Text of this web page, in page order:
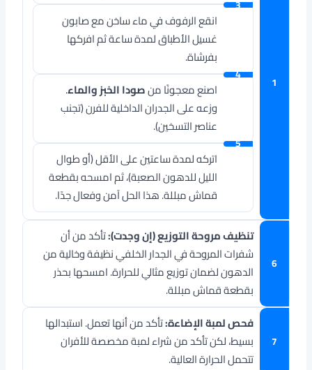
انقع الرفوف في ماء ساخن مع صابون
غسيل الأطباق لمدة ساعة ثم افركها
بفرشاة.
اصنع معجونًا منصودا الخبز والماء.
وزعه على الجدران الداخلية للفرن (تجنب
عناصر التسخين).
اتركه لمدة ساعتين على الأقل (أو طوال
الليل للدهون الصعبة)، ثم امسحه بقطعة
قماش مبللة. هذا الحل آمن وفعال جدًا.
تنظيف مروحة التوزيع (إن وجدت):تأكد من أن
شفرات المروحة في الجدار الخلفي نظيفة وخالية من
الدهون لضمان توزيع مثالي للحرارة. امسحها بحذر
بقطعة قماش مبللة.
فحص لمبة الإضاءة:تأكد من أنها تعمل. استبدالها
بسيط، لكن تأكد من شراء لمبة مخصصة للأفران
تتحمل الحرارة العالية.